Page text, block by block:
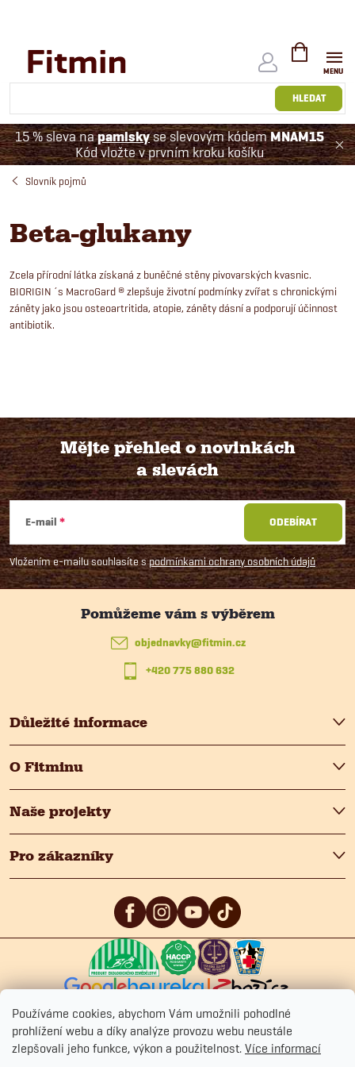
Používáme cookies, abychom Vám umožnili pohodlné
prohlížení webu a díky analýze provozu webu neustále
zlepšovali jeho funkce, výkon a použitelnost. Více informací
HLEDAT
NÁKUPNÍ
KOŠÍK
15 % sleva napamlskyse slevovým kódemMNAM15
Kód vložte v prvním kroku košíku
Slovník pojmů
Beta-glukany
Zcela přírodní látka získaná z buněčné stěny pivovarských kvasnic.
BIORIGIN ´s MacroGard ® zlepšuje životní podmínky zvířat s chronickými
záněty jako jsou osteoartritida, atopie, záněty dásní a podporují účinnost
antibiotik.
Z
á
p
Mějte přehled o novinkách
a slevách
E-mail
Vložením e-mailu souhlasíte spodmínkami ochrany osobních údajů
ODEBÍRAT
Důležité informace
O Fitminu
Naše projekty
Pro zákazníky
objednavky@fitmin.cz
+420 775 880 632
5 4.9 /5 4.9